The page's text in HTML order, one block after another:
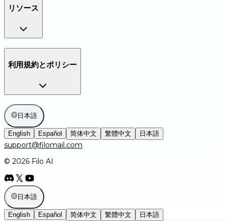
リソース
利用規約とポリシー
日本語
English Español 简体中文 繁體中文 日本語
support@filomail.com
© 2026 Filo AI
日本語
English Español 简体中文 繁體中文 日本語